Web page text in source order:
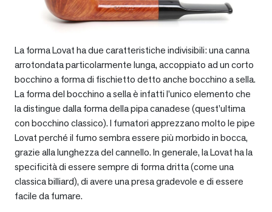
La forma Lovat ha due caratteristiche indivisibili: una canna
arrotondata particolarmente lunga, accoppiato ad un corto
bocchino a forma di fischietto detto anche bocchino a sella.
La forma del bocchino a sella è infatti l’unico elemento che
la distingue dalla forma della pipa canadese (quest’ultima
con bocchino classico). I fumatori apprezzano molto le pipe
Lovat perché il fumo sembra essere più morbido in bocca,
grazie alla lunghezza del cannello. In generale, la Lovat ha la
specificità di essere sempre di forma dritta (come una
classica billiard), di avere una presa gradevole e di essere
facile da fumare.